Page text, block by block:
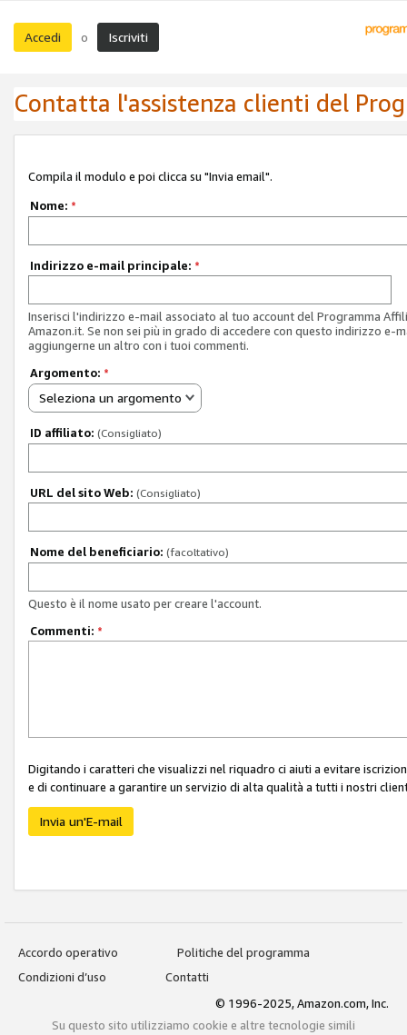
Accedi o Iscriviti
Contatta l'assistenza clienti del
Compila il modulo e poi clicca su "Invia email".
Nome: *
Indirizzo e-mail principale: *
Inserisci l'indirizzo e-mail associato al tuo account del Programma
Amazon.it. Se non sei più in grado di accedere con questo indirizzo e-
aggiungerne un altro con i tuoi commenti.
Argomento: *
Seleziona un argomento
ID affiliato: (Consigliato)
URL del sito Web: (Consigliato)
Nome del beneficiario: (facoltativo)
Questo è il nome usato per creare l'account.
Commenti: *
Digitando i caratteri che visualizzi nel riquadro ci aiuti a evitare
e di continuare a garantire un servizio di alta qualità a tutti i nostri
Invia un'E-mail
Accordo operativo
Politiche del programma
Condizioni d’uso
Contatti
© 1996-2025, Amazon.com, Inc.
Su questo sito utilizziamo cookie e altre tecnologie simili